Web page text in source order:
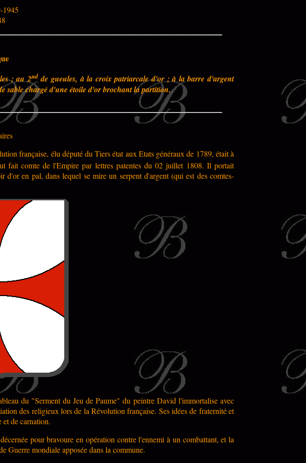
1945
; au 2ndde gueules, à la croix patriarcale d'or ; à la barre d'argent
sable chargé d'une étoile d'or brochant la partition.
française, élu député du Tiers état aux Etats généraux de 1789, était à
fait comte de l'Empire par lettres patentes du 02 juillet 1808. Il portait
en pal, dans lequel se mire un serpent d'argent (qui est des comtes-
du "Serment du Jeu de Paume" du peintre David l'immortalise avec
des religieux lors de la Révolution française. Ses idées de fraternité et
et de carnation.
pour bravoure en opération contre l'ennemi à un combattant, et la
Guerre mondiale apposée dans la commune.